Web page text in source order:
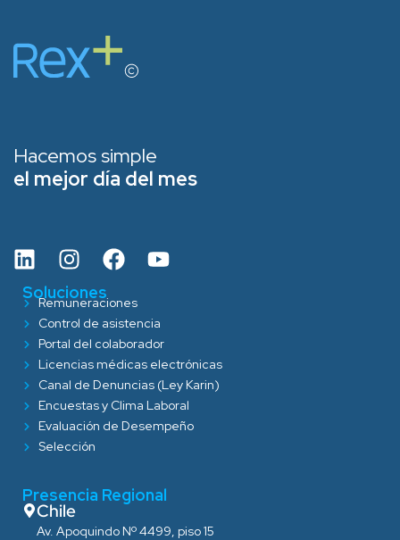
Hacemos simple
el mejor día del mes
Soluciones
Remuneraciones
Control de asistencia
Portal del colaborador
Licencias médicas electrónicas
Canal de Denuncias (Ley Karin)
Encuestas y Clima Laboral
Evaluación de Desempeño
Selección
Presencia Regional
Chile
Av. Apoquindo Nº 4499, piso 15